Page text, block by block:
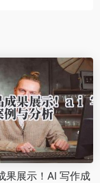
果展示！AI 写作成